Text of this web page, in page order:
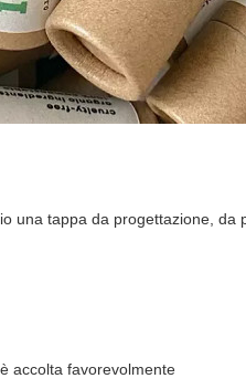
una tappa da progettazione,
accolta favorevolmente